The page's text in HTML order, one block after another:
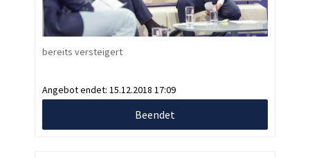
bereits versteigert
Angebot endet: 15.12.2018 17:09
Beendet